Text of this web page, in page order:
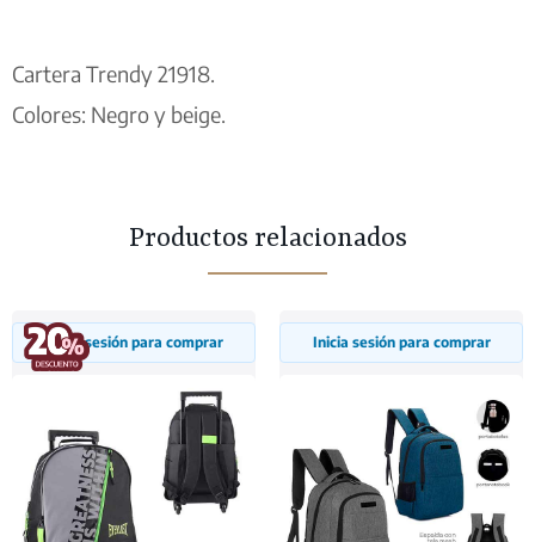
Cartera Trendy 21918.
Colores: Negro y beige.
Productos relacionados
Inicia sesión para comprar Inicia sesión para comprar